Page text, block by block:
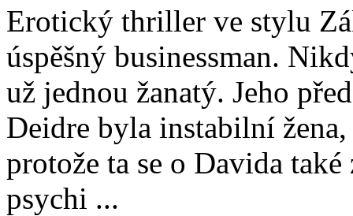
Erotický thriller ve stylu
úspěšný businessman.
už jednou žanatý. Jeho
Deidre byla instabilní
protože ta se o Davida
psychi ...